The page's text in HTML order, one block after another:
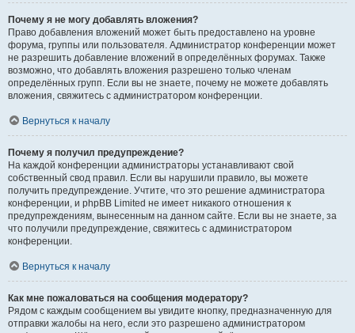
Почему я не могу добавлять вложения?
Право добавления вложений может быть предоставлено на уровне
форума, группы или пользователя. Администратор конференции может
не разрешить добавление вложений в определённых форумах. Также
возможно, что добавлять вложения разрешено только членам
определённых групп. Если вы не знаете, почему не можете добавлять
вложения, свяжитесь с администратором конференции.
Вернуться к началу
Почему я получил предупреждение?
На каждой конференции администраторы устанавливают свой
собственный свод правил. Если вы нарушили правило, вы можете
получить предупреждение. Учтите, что это решение администратора
конференции, и phpBB Limited не имеет никакого отношения к
предупреждениям, вынесенным на данном сайте. Если вы не знаете, за
что получили предупреждение, свяжитесь с администратором
конференции.
Вернуться к началу
Как мне пожаловаться на сообщения модератору?
Рядом с каждым сообщением вы увидите кнопку, предназначенную для
отправки жалобы на него, если это разрешено администратором